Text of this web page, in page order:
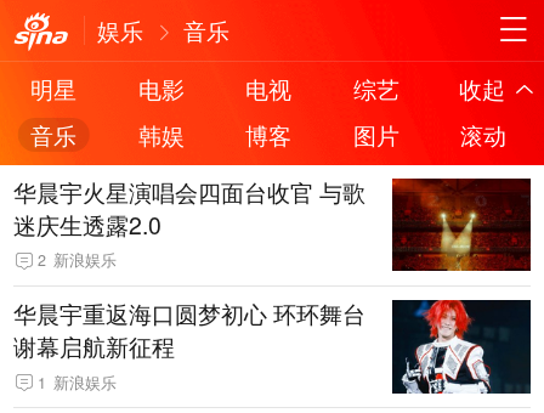
娱乐
音乐
明星
电影 电视 综艺
收起
音乐
韩娱 博客 图片
滚动
华晨宇火星演唱会四面台收官 与歌
迷庆生透露2.0
2 新浪娱乐
华晨宇重返海口圆梦初心 环环舞台
谢幕启航新征程
1 新浪娱乐